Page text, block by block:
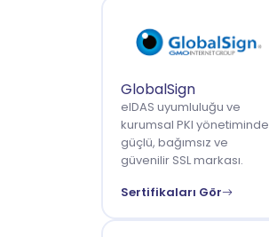
GlobalSign
eIDAS uyumluluğu ve
kurumsal PKI yönetiminde
güçlü, bağımsız ve
güvenilir SSL markası.
Sertifikaları Gör